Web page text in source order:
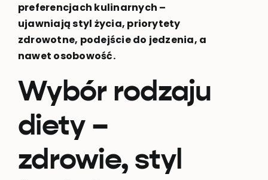
preferencjach kulinarnych –
ujawniają styl życia, priorytety
zdrowotne, podejście do jedzenia, a
nawet osobowość.
Wybór rodzaju
diety –
zdrowie, styl